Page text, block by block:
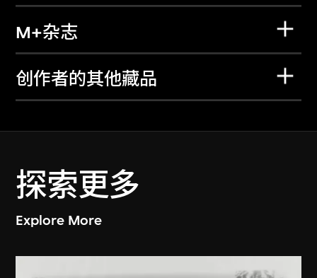
M+杂志
创作者的其他藏品
探索更多
Explore More